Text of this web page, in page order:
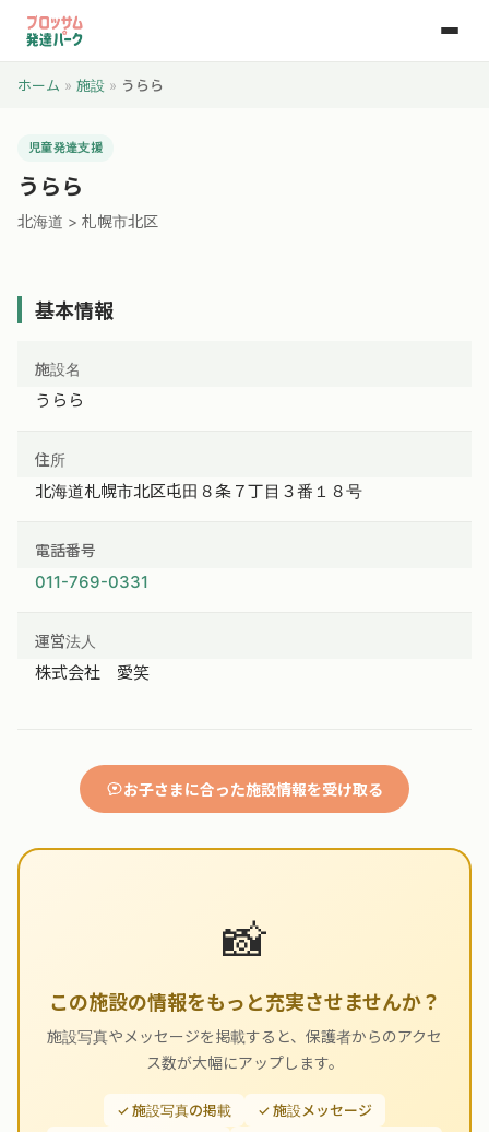
ホーム » 施設 » うらら
児童発達支援
うらら
北海道 > 札幌市北区
基本情報
施設名
うらら
住所
北海道札幌市北区屯田８条７丁目３番１８号
電話番号
011-769-0331
運営法人
株式会社 愛笑
お子さまに合った施設情報を受け取る
📸
この施設の情報をもっと充実させませんか？
施設写真やメッセージを掲載すると、保護者からのアクセ
ス数が大幅にアップします。
✓ 施設写真の掲載
✓ 施設メッセージ